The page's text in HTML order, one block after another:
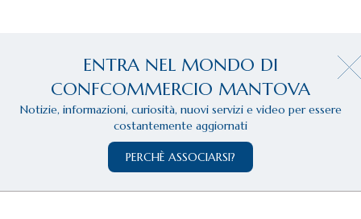
ENTRA NEL MONDO DI
CONFCOMMERCIO MANTOVA
Notizie, informazioni, curiosità, nuovi servizi e video per essere
costantemente aggiornati
PERCHÈ ASSOCIARSI?